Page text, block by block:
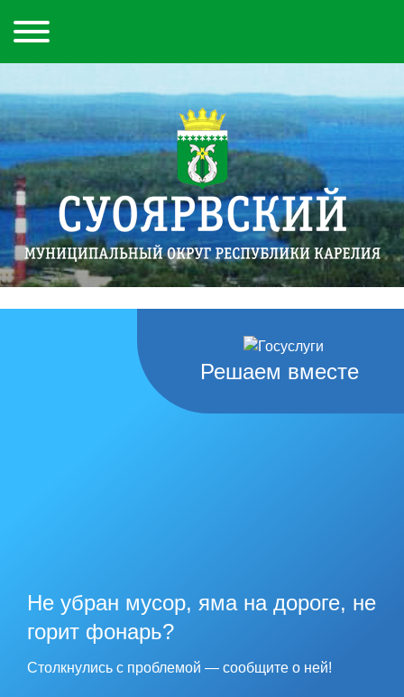
Решаем вместе
Не убран мусор, яма на дороге, не
горит фонарь?
Столкнулись с проблемой — сообщите о ней!